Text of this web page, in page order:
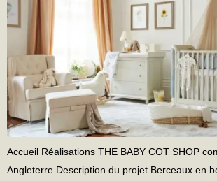
Accueil Réalisations THE BABY COT SHOP
Angleterre Description du projet Berceaux en